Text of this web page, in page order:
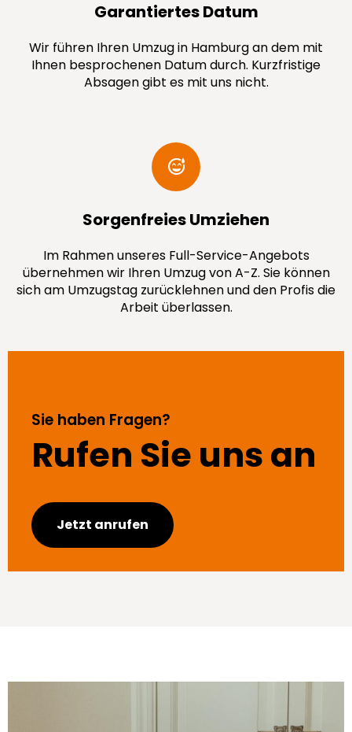
Garantiertes Datum
Wir führen Ihren Umzug in Hamburg an dem mit
Ihnen besprochenen Datum durch. Kurzfristige
Absagen gibt es mit uns nicht.
Sorgenfreies Umziehen
Im Rahmen unseres Full-Service-Angebots
übernehmen wir Ihren Umzug von A-Z. Sie können
sich am Umzugstag zurücklehnen und den Profis die
Arbeit überlassen.
Sie haben Fragen?
Rufen Sie uns an
Jetzt anrufen